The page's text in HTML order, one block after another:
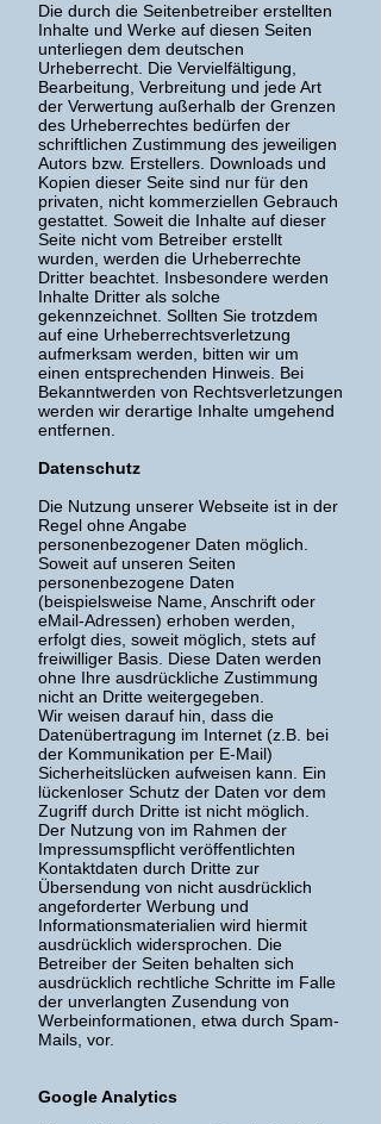
Die durch die Seitenbetreiber erstellten
Inhalte und Werke auf diesen Seiten
unterliegen dem deutschen
Urheberrecht. Die Vervielfältigung,
Bearbeitung, Verbreitung und jede Art
der Verwertung außerhalb der Grenzen
des Urheberrechtes bedürfen der
schriftlichen Zustimmung des jeweiligen
Autors bzw. Erstellers. Downloads und
Kopien dieser Seite sind nur für den
privaten, nicht kommerziellen Gebrauch
gestattet. Soweit die Inhalte auf dieser
Seite nicht vom Betreiber erstellt
wurden, werden die Urheberrechte
Dritter beachtet. Insbesondere werden
Inhalte Dritter als solche
gekennzeichnet. Sollten Sie trotzdem
auf eine Urheberrechtsverletzung
aufmerksam werden, bitten wir um
einen entsprechenden Hinweis. Bei
Bekanntwerden von Rechtsverletzungen
werden wir derartige Inhalte umgehend
entfernen.
Datenschutz
Die Nutzung unserer Webseite ist in der
Regel ohne Angabe
personenbezogener Daten möglich.
Soweit auf unseren Seiten
personenbezogene Daten
(beispielsweise Name, Anschrift oder
eMail-Adressen) erhoben werden,
erfolgt dies, soweit möglich, stets auf
freiwilliger Basis. Diese Daten werden
ohne Ihre ausdrückliche Zustimmung
nicht an Dritte weitergegeben.
Wir weisen darauf hin, dass die
Datenübertragung im Internet (z.B. bei
der Kommunikation per E-Mail)
Sicherheitslücken aufweisen kann. Ein
lückenloser Schutz der Daten vor dem
Zugriff durch Dritte ist nicht möglich.
Der Nutzung von im Rahmen der
Impressumspflicht veröffentlichten
Kontaktdaten durch Dritte zur
Übersendung von nicht ausdrücklich
angeforderter Werbung und
Informationsmaterialien wird hiermit
ausdrücklich widersprochen. Die
Betreiber der Seiten behalten sich
ausdrücklich rechtliche Schritte im Falle
der unverlangten Zusendung von
Werbeinformationen, etwa durch Spam-
Mails, vor.
Google Analytics